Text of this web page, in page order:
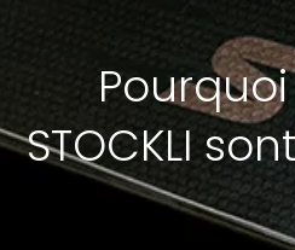
STOCKLI